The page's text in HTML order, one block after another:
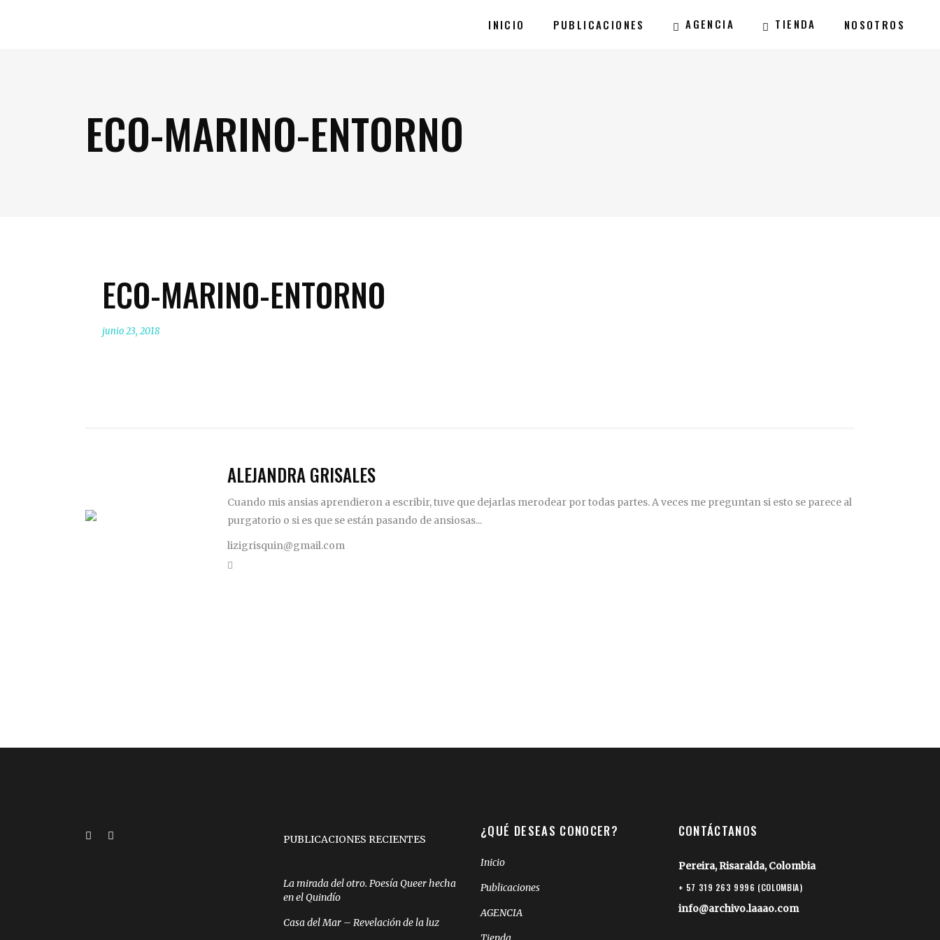
INICIO PUBLICACIONES AGENCIA TIENDA NOSOTROS
ECO-MARINO-ENTORNO
ECO-MARINO-ENTORNO
junio 23, 2018
ALEJANDRA GRISALES
Cuando mis ansias aprendieron a escribir, tuve que dejarlas merodear por todas partes. A veces me preguntan si esto se parece al
purgatorio o si es que se están pasando de ansiosas...
lizigrisquin@gmail.com
PUBLICACIONES RECIENTES
La mirada del otro. Poesía Queer hecha
en el Quindío
Casa del Mar – Revelación de la luz
¿QUÉ DESEAS CONOCER?
Inicio
Publicaciones
AGENCIA
CONTÁCTANOS
Pereira, Risaralda, Colombia
+ 57 319 263 9996 (COLOMBIA)
info@archivo.laaao.com